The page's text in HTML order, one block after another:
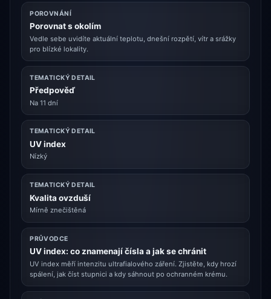
POROVNÁNÍ
Porovnat s okolím
Vedle sebe uvidíte aktuální teplotu, dnešní rozpětí, vítr a srážky
pro blízké lokality.
TEMATICKÝ DETAIL
Předpověď
Na 11 dní
TEMATICKÝ DETAIL
UV index
Nízký
TEMATICKÝ DETAIL
Kvalita ovzduší
Mírně znečištěná
PRŮVODCE
UV index: co znamenají čísla a jak se chránit
UV index měří intenzitu ultrafialového záření. Zjistěte, kdy hrozí
spálení, jak číst stupnici a kdy sáhnout po ochranném krému.